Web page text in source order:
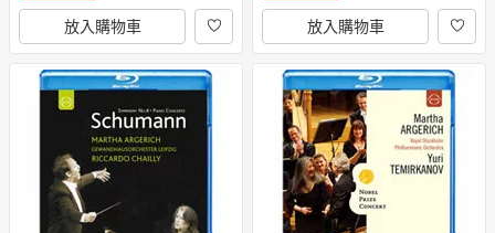
放入購物車 放入購物車